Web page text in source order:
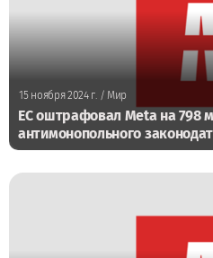
15 ноября 2024 г./ Мир
ЕС оштрафовал Meta на 798
антимонопольного